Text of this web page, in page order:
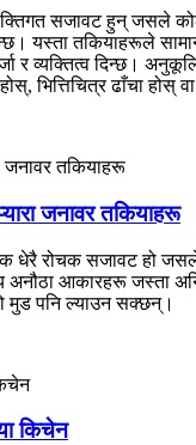
सजावट हुन् जसले
यस्ता तकियाहरूले
व्यक्तित्व दिन्छ।
भित्तिचित्र ढाँचा
जनावर तकियाहरू
धेरै रोचक सजावट हो
अनौठा आकारहरू जस्ता
मुड पनि ल्याउन सक्छन्।
किचेन